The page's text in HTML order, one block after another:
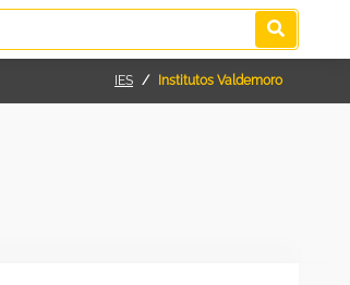
IES Institutos Valdemoro